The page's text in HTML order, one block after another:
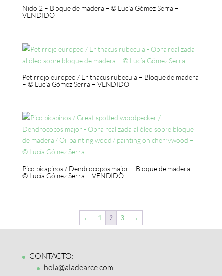
Nido 2 – Bloque de madera – © Lucía Gómez Serra –
VENDIDO
Petirrojo europeo / Erithacus rubecula – Bloque de madera
– © Lucía Gómez Serra – VENDIDO
Pico picapinos / Dendrocopos major – Bloque de madera –
© Lucía Gómez Serra – VENDIDO
← 1 2 3 →
CONTACTO:
hola@aladearce.com